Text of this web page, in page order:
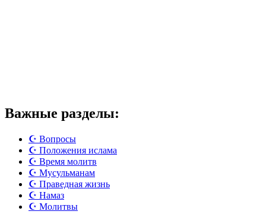
Важные разделы:
☪️ Вопросы
☪️ Положения ислама
☪️ Время молитв
☪️ Мусульманам
☪️ Праведная жизнь
☪️ Намаз
☪️ Молитвы